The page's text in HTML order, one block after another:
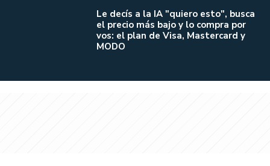
Le decís a la IA "quiero esto", busca
el precio más bajo y lo compra por
vos: el plan de Visa, Mastercard y
MODO